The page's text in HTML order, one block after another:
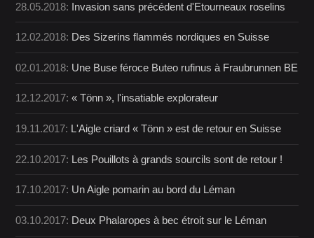
28.05.2018: Invasion sans précédent d'Etourneaux roselins
12.02.2018: Des Sizerins flammés nordiques en Suisse
02.01.2018: Une Buse féroce Buteo rufinus à Fraubrunnen BE
12.12.2017:« Tönn », l'insatiable explorateur
19.11.2017: L'Aigle criard « Tönn » est de retour en Suisse
22.10.2017: Les Pouillots à grands sourcils sont de retour !
17.10.2017: Un Aigle pomarin au bord du Léman
03.10.2017: Deux Phalaropes à bec étroit sur le Léman